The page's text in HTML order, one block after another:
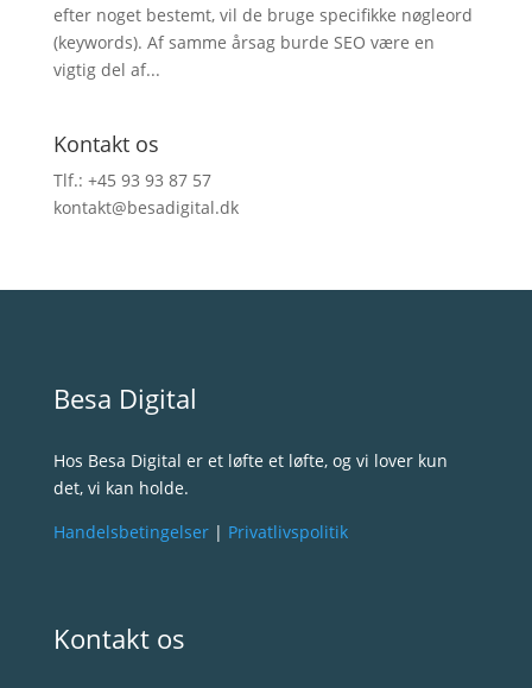
efter noget bestemt, vil de bruge specifikke nøgleord
(keywords). Af samme årsag burde SEO være en
vigtig del af...
Kontakt os
Tlf.: +45 93 93 87 57
kontakt@besadigital.dk
Besa Digital
Hos Besa Digital er et løfte et løfte, og vi lover kun
det, vi kan holde.
Handelsbetingelser| Privatlivspolitik
Kontakt os